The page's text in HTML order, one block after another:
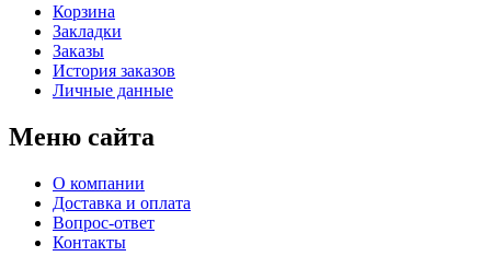
Корзина
Закладки
Заказы
История заказов
Личные данные
Меню сайта
О компании
Доставка и оплата
Вопрос-ответ
Контакты